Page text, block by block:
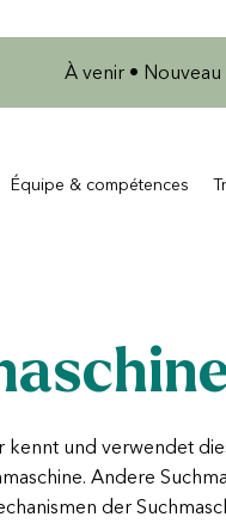
À venir • Nouveau
Équipe & compétences
kennt und verwendet
Andere
der